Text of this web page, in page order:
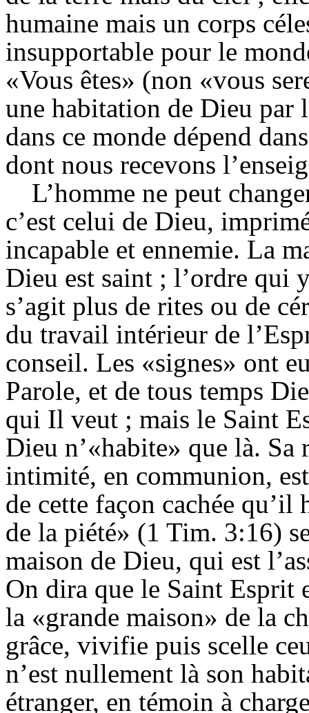
humaine mais un corps
insupportable pour le
«Vous êtes» (non «vous
une habitation de Dieu par
dans ce monde dépend
dont nous recevons
L’homme ne peut
c’est celui de Dieu,
incapable et ennemie. La
Dieu est saint ; l’ordre qui
s’agit plus de rites ou de
du travail intérieur de
conseil. Les «signes» ont
Parole, et de tous temps
qui Il veut ; mais le Saint
Dieu n’«habite» que là. Sa
intimité, en communion,
de cette façon cachée
de la piété» (1 Tim. 3:16)
maison de Dieu, qui est
On dira que le Saint Esprit
la «grande maison» de la
grâce, vivifie puis scelle
n’est nullement là son
étranger, en témoin à